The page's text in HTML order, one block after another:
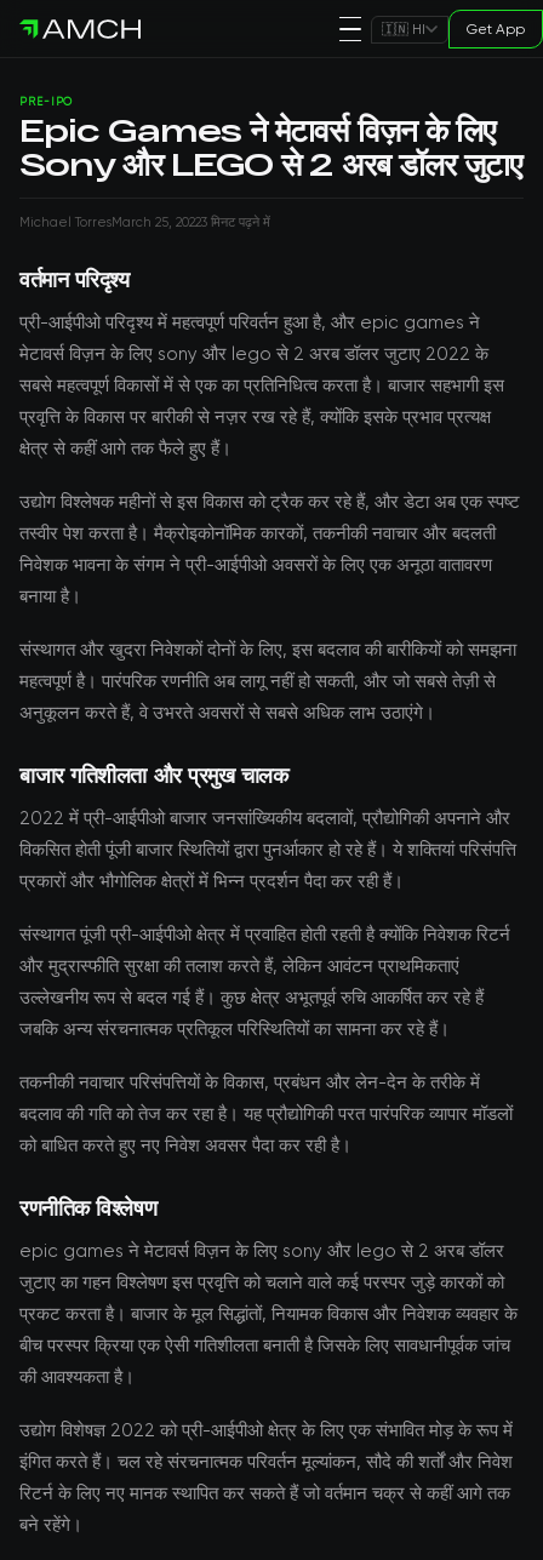
🇮🇳 HI Get App
PRE-IPO
Epic Games ने मेटावर्स विज़न के लिए
Sony और LEGO से 2 अरब डॉलर जुटाए
Michael TorresMarch 25, 20223 मिनट पढ़ने में
वर्तमान परिदृश्य
प्री-आईपीओ परिदृश्य में महत्वपूर्ण परिवर्तन हुआ है, और epic games ने
मेटावर्स विज़न के लिए sony और lego से 2 अरब डॉलर जुटाए 2022 के
सबसे महत्वपूर्ण विकासों में से एक का प्रतिनिधित्व करता है। बाजार सहभागी इस
प्रवृत्ति के विकास पर बारीकी से नज़र रख रहे हैं, क्योंकि इसके प्रभाव प्रत्यक्ष
क्षेत्र से कहीं आगे तक फैले हुए हैं।
उद्योग विश्लेषक महीनों से इस विकास को ट्रैक कर रहे हैं, और डेटा अब एक स्पष्ट
तस्वीर पेश करता है। मैक्रोइकोनॉमिक कारकों, तकनीकी नवाचार और बदलती
निवेशक भावना के संगम ने प्री-आईपीओ अवसरों के लिए एक अनूठा वातावरण
बनाया है।
संस्थागत और खुदरा निवेशकों दोनों के लिए, इस बदलाव की बारीकियों को समझना
महत्वपूर्ण है। पारंपरिक रणनीति अब लागू नहीं हो सकती, और जो सबसे तेज़ी से
अनुकूलन करते हैं, वे उभरते अवसरों से सबसे अधिक लाभ उठाएंगे।
बाजार गतिशीलता और प्रमुख चालक
2022 में प्री-आईपीओ बाजार जनसांख्यिकीय बदलावों, प्रौद्योगिकी अपनाने और
विकसित होती पूंजी बाजार स्थितियों द्वारा पुनर्आकार हो रहे हैं। ये शक्तियां परिसंपत्ति
प्रकारों और भौगोलिक क्षेत्रों में भिन्न प्रदर्शन पैदा कर रही हैं।
संस्थागत पूंजी प्री-आईपीओ क्षेत्र में प्रवाहित होती रहती है क्योंकि निवेशक रिटर्न
और मुद्रास्फीति सुरक्षा की तलाश करते हैं, लेकिन आवंटन प्राथमिकताएं
उल्लेखनीय रूप से बदल गई हैं। कुछ क्षेत्र अभूतपूर्व रुचि आकर्षित कर रहे हैं
जबकि अन्य संरचनात्मक प्रतिकूल परिस्थितियों का सामना कर रहे हैं।
तकनीकी नवाचार परिसंपत्तियों के विकास, प्रबंधन और लेन-देन के तरीके में
बदलाव की गति को तेज कर रहा है। यह प्रौद्योगिकी परत पारंपरिक व्यापार मॉडलों
को बाधित करते हुए नए निवेश अवसर पैदा कर रही है।
रणनीतिक विश्लेषण
epic games ने मेटावर्स विज़न के लिए sony और lego से 2 अरब डॉलर
जुटाए का गहन विश्लेषण इस प्रवृत्ति को चलाने वाले कई परस्पर जुड़े कारकों को
प्रकट करता है। बाजार के मूल सिद्धांतों, नियामक विकास और निवेशक व्यवहार के
बीच परस्पर क्रिया एक ऐसी गतिशीलता बनाती है जिसके लिए सावधानीपूर्वक जांच
की आवश्यकता है।
उद्योग विशेषज्ञ 2022 को प्री-आईपीओ क्षेत्र के लिए एक संभावित मोड़ के रूप में
इंगित करते हैं। चल रहे संरचनात्मक परिवर्तन मूल्यांकन, सौदे की शर्तों और निवेश
रिटर्न के लिए नए मानक स्थापित कर सकते हैं जो वर्तमान चक्र से कहीं आगे तक
बने रहेंगे।